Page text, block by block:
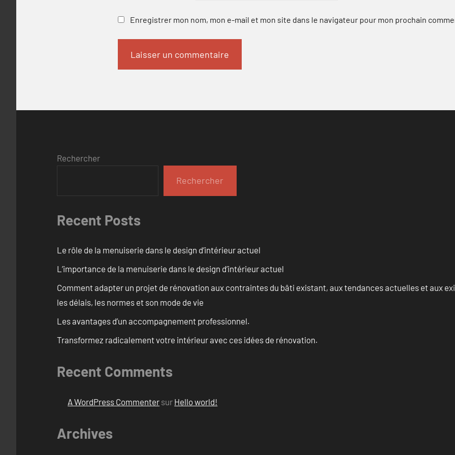
Enregistrer mon nom, mon e-mail et mon site dans le navigateur pour mon prochain
Rechercher
Rechercher
Recent Posts
Le rôle de la menuiserie dans le design d’intérieur actuel
L’importance de la menuiserie dans le design d’intérieur actuel
Comment adapter un projet de rénovation aux contraintes du bâti existant, aux tendances actuelles et aux
les délais, les normes et son mode de vie
Les avantages d’un accompagnement professionnel.
Transformez radicalement votre intérieur avec ces idées de rénovation.
Recent Comments
A WordPress Commenter sur Hello world!
Archives